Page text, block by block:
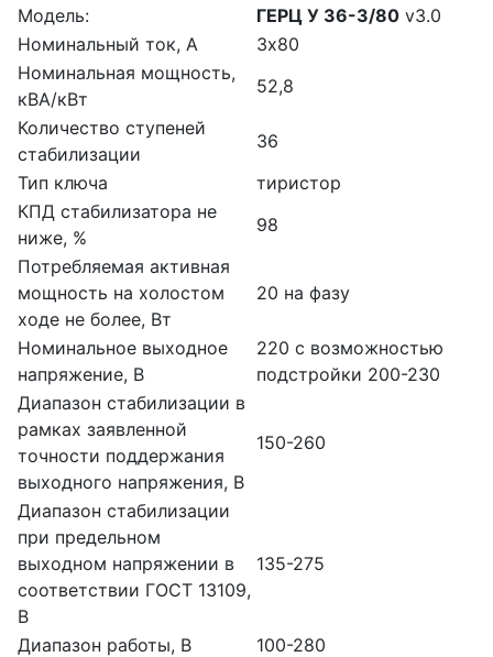
Модель:
ГЕРЦ У 36-3/80 v3.0
Номинальный ток, А
3х80
Номинальная мощность,
кВА/кВт
52,8
Количество ступеней
стабилизации
36
Тип ключа
тиристор
КПД стабилизатора не
ниже, %
98
Потребляемая активная
мощность на холостом
ходе не более, Вт
20 на фазу
Номинальное выходное
напряжение, В
220 с возможностью
подстройки 200-230
Диапазон стабилизации в
рамках заявленной
точности поддержания
выходного напряжения, В
150-260
Диапазон стабилизации
при предельном
выходном напряжении в
соответствии ГОСТ 13109,
В
135-275
Диапазон работы, В
100-280